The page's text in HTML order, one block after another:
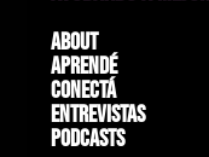
About
Aprendé
Conectá
Entrevistas
Podcasts